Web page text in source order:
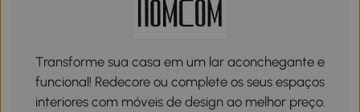
Transforme sua casa em um lar aconchegante e
funcional! Redecore ou complete os seus espaços
interiores com móveis de design ao melhor preço.